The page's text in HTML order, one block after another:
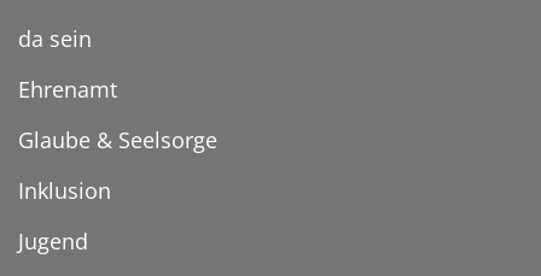
da sein
Ehrenamt
Glaube & Seelsorge
Inklusion
Jugend